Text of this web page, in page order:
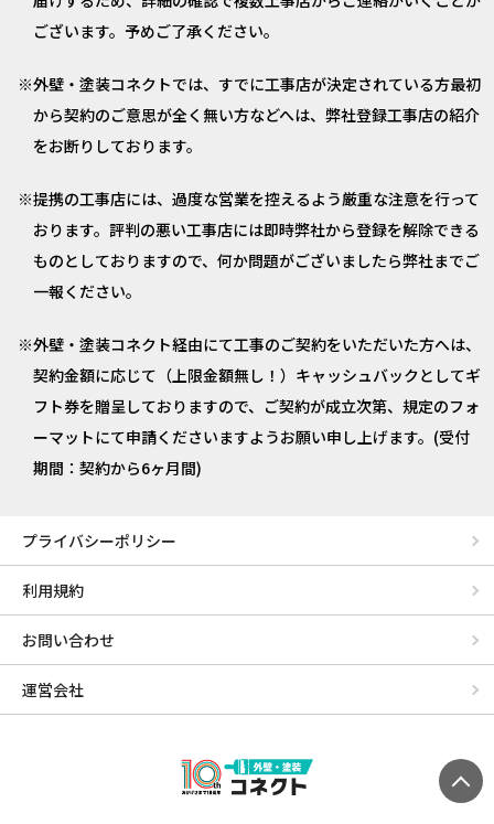
ございます。予めご了承ください。
外壁・塗装コネクトでは、すでに工事店が決定されている方最初
から契約のご意思が全く無い方などへは、弊社登録工事店の紹介
をお断りしております。
提携の工事店には、過度な営業を控えるよう厳重な注意を行って
おります。評判の悪い工事店には即時弊社から登録を解除できる
ものとしておりますので、何か問題がございましたら弊社までご
一報ください。
外壁・塗装コネクト経由にて工事のご契約をいただいた方へは、
契約金額に応じて（上限金額無し！）キャッシュバックとしてギ
フト券を贈呈しておりますので、ご契約が成立次第、規定のフォ
ーマットにて申請くださいますようお願い申し上げます。(受付
期間：契約から6ヶ月間)
プライバシーポリシー
利用規約
お問い合わせ
運営会社